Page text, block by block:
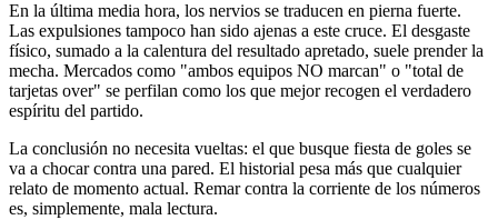
En la última media hora, los nervios se traducen en pierna fuerte.
Las expulsiones tampoco han sido ajenas a este cruce. El desgaste
físico, sumado a la calentura del resultado apretado, suele prender la
mecha. Mercados como "ambos equipos NO marcan" o "total de
tarjetas over" se perfilan como los que mejor recogen el verdadero
espíritu del partido.
La conclusión no necesita vueltas: el que busque fiesta de goles se
va a chocar contra una pared. El historial pesa más que cualquier
relato de momento actual. Remar contra la corriente de los números
es, simplemente, mala lectura.